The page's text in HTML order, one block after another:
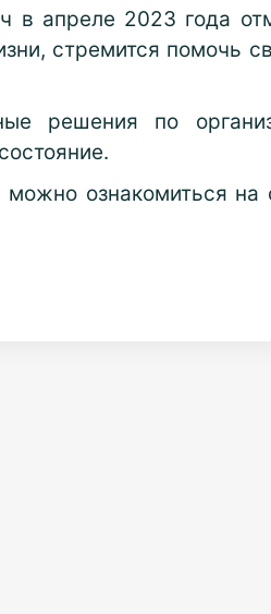
в апреле 2023 года
стремится помочь
решения по
ознакомиться на